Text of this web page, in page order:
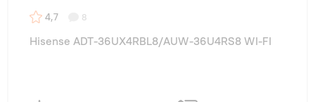
4,7 8
Hisense ADT-36UX4RBL8/AUW-36U4RS8 WI-FI